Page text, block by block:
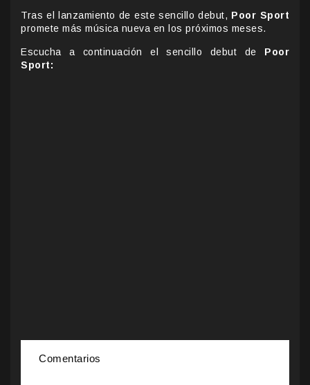
Tras el lanzamiento de este sencillo debut, Poor Sport
promete más música nueva en los próximos meses.
Escucha a continuación el sencillo debut de Poor
Sport:
Comentarios